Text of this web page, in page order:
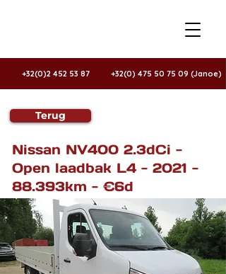
+32(0)2 452 53 87 +32(0) 475 50 75 09 (Janoe)
Terug
Nissan NV400 2.3dCi -
Open laadbak L4 - 2021 -
88.393km - €6d